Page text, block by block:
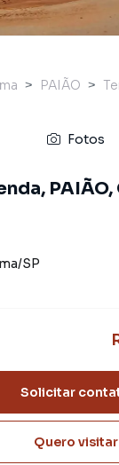
PAIÃO
Fotos
/SP
Solicitar
Quero visitar